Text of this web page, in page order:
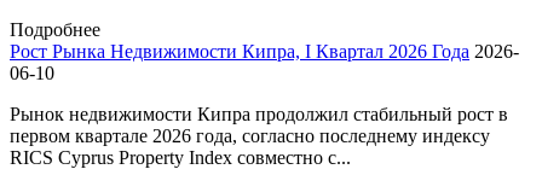
Подробнее
Pост Рынка Недвижимости Кипра, I Квартал 2026 Года 2026-
06-10
Рынок недвижимости Кипра продолжил стабильный рост в
первом квартале 2026 года, согласно последнему индексу
RICS Cyprus Property Index совместно с...